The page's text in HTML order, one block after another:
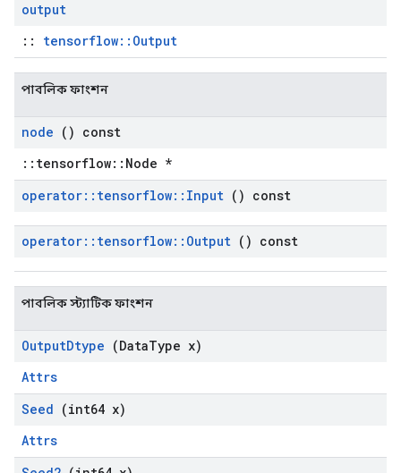
output
:: tensorflow::Output
পাবলিক ফাংশন
node () const
::tensorflow::Node *
operator:: tensorflow:: Input () const
operator:: tensorflow:: Output () const
পাবলিক স্ট্যাটিক ফাংশন
OutputDtype (DataType x)
Attrs
Seed (int64 x)
Attrs